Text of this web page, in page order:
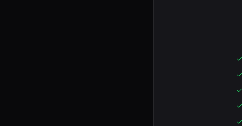
✓
✓
✓
✓
✓